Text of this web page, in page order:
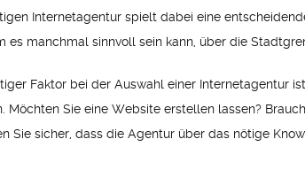
Internetagentur spielt dabei eine
es manchmal sinnvoll sein kann, über die
Faktor bei der Auswahl einer Internetagentur
Möchten Sie eine Website erstellen lassen?
Sie sicher, dass die Agentur über das nötige